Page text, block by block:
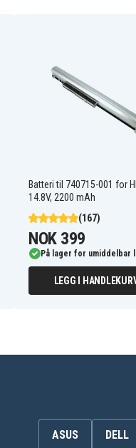
707614-121
708455-001
HSTNN-DB4H
Hp ZBook 15 G3
Hp ZBook 17 G1
Hp ZBook 17 Mobile
Workstation
Batteri til 740715-001 for
14.8V, 2200 mAh
(167)
NOK 399
På lager for umiddelbar
LEGG I
ASUS DELL